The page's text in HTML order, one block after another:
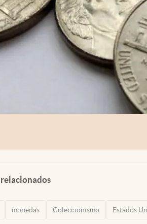
relacionados
monedas Coleccionismo Estados